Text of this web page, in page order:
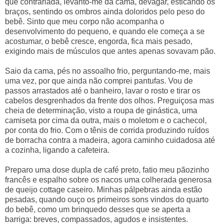
braços, sentindo os ombros ainda doloridos pelo peso do
bebê. Sinto que meu corpo não acompanha o
desenvolvimento do pequeno, e quando ele começa a se
acostumar, o bebê cresce, engorda, fica mais pesado,
exigindo mais de músculos que antes apenas sovavam pão.
Saio da cama, pés no assoalho frio, perguntando-me, mais
uma vez, por que ainda não comprei pantufas. Vou de
passos arrastados até o banheiro, lavar o rosto e tirar os
cabelos desgrenhados da frente dos olhos. Preguiçosa mas
cheia de determinação, visto a roupa de ginástica, uma
camiseta por cima da outra, mais o moletom e o cachecol,
por conta do frio. Com o tênis de corrida produzindo ruídos
de borracha contra a madeira, agora caminho cuidadosa até
a cozinha, ligando a cafeteira.
Preparo uma dose dupla de café preto, fatio meu pãozinho
francês e espalho sobre os nacos uma colherada generosa
de queijo cottage caseiro. Minhas pálpebras ainda estão
pesadas, quando ouço os primeiros sons vindos do quarto
do bebê, como um brinquedo desses que se aperta a
barriga: breves, compassados, agudos e insistentes.